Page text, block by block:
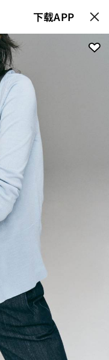
下载APP